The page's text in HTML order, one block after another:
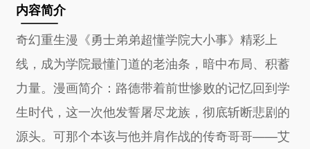
内容简介
奇幻重生漫《勇士弟弟超懂学院大小事》精彩上
线，成为学院最懂门道的老油条，暗中布局、积蓄
力量。漫画简介：路德带着前世惨败的记忆回到学
生时代，这一次他发誓屠尽龙族，彻底斩断悲剧的
源头。可那个本该与他并肩作战的传奇哥哥——艾